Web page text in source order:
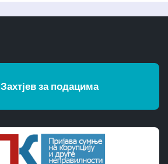
Захтјев за подацима